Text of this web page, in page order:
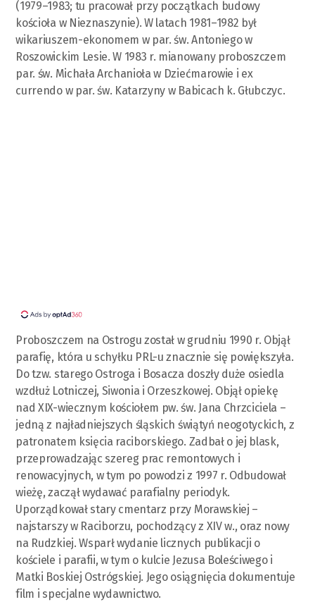
(1979–1983; tu pracował przy początkach budowy
kościoła w Nieznaszynie). W latach 1981–1982 był
wikariuszem-ekonomem w par. św. Antoniego w
Roszowickim Lesie. W 1983 r. mianowany proboszczem
par. św. Michała Archanioła w Dziećmarowie i ex
currendo w par. św. Katarzyny w Babicach k. Głubczyc.
Proboszczem na Ostrogu został w grudniu 1990 r. Objął
parafię, która u schyłku PRL-u znacznie się powiększyła.
Do tzw. starego Ostroga i Bosacza doszły duże osiedla
wzdłuż Lotniczej, Siwonia i Orzeszkowej. Objął opiekę
nad XIX-wiecznym kościołem pw. św. Jana Chrzciciela –
jedną z najładniejszych śląskich świątyń neogotyckich, z
patronatem księcia raciborskiego. Zadbał o jej blask,
przeprowadzając szereg prac remontowych i
renowacyjnych, w tym po powodzi z 1997 r. Odbudował
wieżę, zaczął wydawać parafialny periodyk.
Uporządkował stary cmentarz przy Morawskiej –
najstarszy w Raciborzu, pochodzący z XIV w., oraz nowy
na Rudzkiej. Wsparł wydanie licznych publikacji o
kościele i parafii, w tym o kulcie Jezusa Boleściwego i
Matki Boskiej Ostrógskiej. Jego osiągnięcia dokumentuje
film i specjalne wydawnictwo.